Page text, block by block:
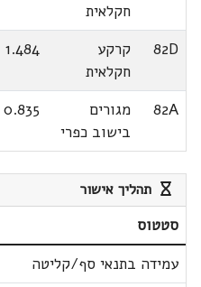
חקלאית
82D
קרקע
חקלאית
1.484
82A
מגורים
בישוב כפרי
0.835
תהליך אישור
סטטוס
עמידה בתנאי סף/קליטה